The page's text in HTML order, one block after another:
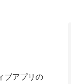
ブアプリの